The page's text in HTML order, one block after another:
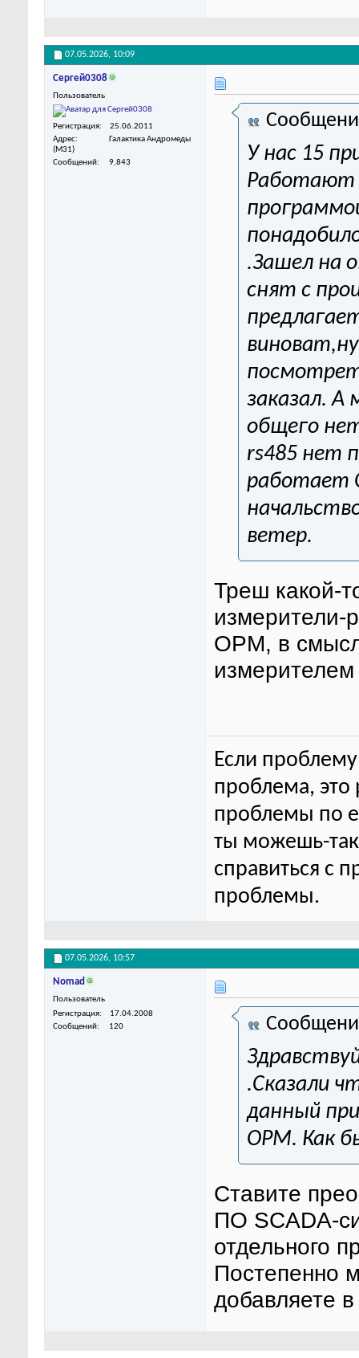
07.05.2026, 10:09
Сергей0308
Пользователь
Регистрация
25.06.2011
Адрес
Галактика Андромеды
(M31)
Сообщений
9,843
У нас 15
Работают
.Зашел на
снят с
заказал. А
общего
rs485 нет
работает
ветер.
Треш какой-
измерители-
ОРМ, в
Если
проблема, это
проблемы по
ты можешь-
справиться с
проблемы.
07.05.2026, 10:57
Nomad
Пользователь
Регистрация
17.04.2008
Сообщений
120
.Сказали
данный
OPM. Как
Ставите
ПО SCADA-
отдельного
Постепенно
добавляете